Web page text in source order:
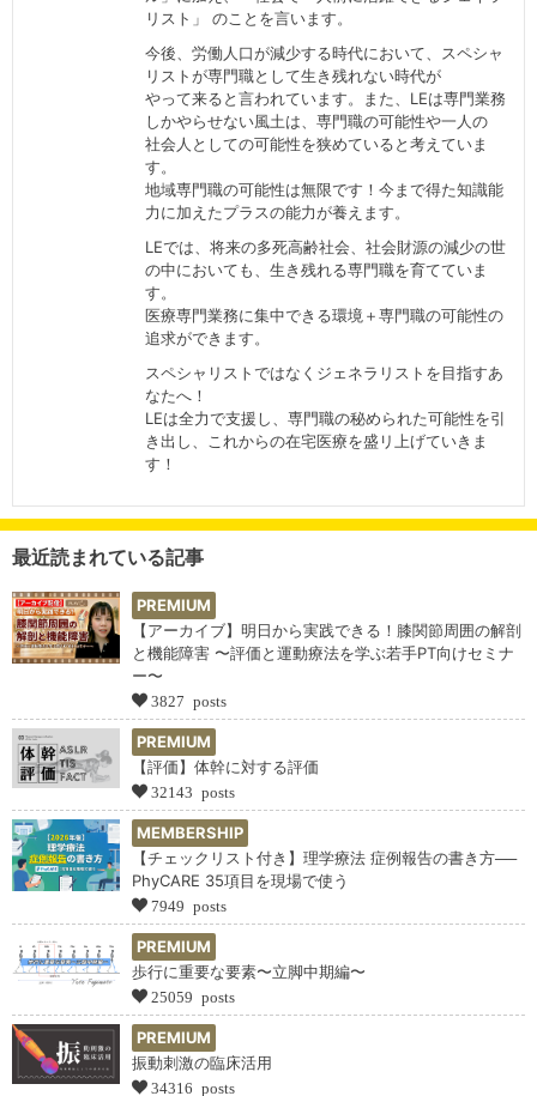
リスト」 のことを言います。
今後、労働人口が減少する時代において、スペシャ
リストが専門職として生き残れない時代が
やって来ると言われています。また、LEは専門業務
しかやらせない風土は、専門職の可能性や一人の
社会人としての可能性を狭めていると考えていま
す。
地域専門職の可能性は無限です！今まで得た知識能
力に加えたプラスの能力が養えます。
LEでは、将来の多死高齢社会、社会財源の減少の世
の中においても、生き残れる専門職を育てていま
す。
医療専門業務に集中できる環境＋専門職の可能性の
追求ができます。
スペシャリストではなくジェネラリストを目指すあ
なたへ！
LEは全力で支援し、専門職の秘められた可能性を引
き出し、これからの在宅医療を盛リ上げていきま
す！
最近読まれている記事
PREMIUM
【アーカイブ】明日から実践できる！膝関節周囲の解剖
と機能障害 〜評価と運動療法を学ぶ若手PT向けセミナ
ー〜
3827 posts
PREMIUM
【評価】体幹に対する評価
32143 posts
MEMBERSHIP
【チェックリスト付き】理学療法 症例報告の書き方──
PhyCARE 35項目を現場で使う
7949 posts
PREMIUM
歩行に重要な要素〜立脚中期編〜
25059 posts
PREMIUM
振動刺激の臨床活用
34316 posts